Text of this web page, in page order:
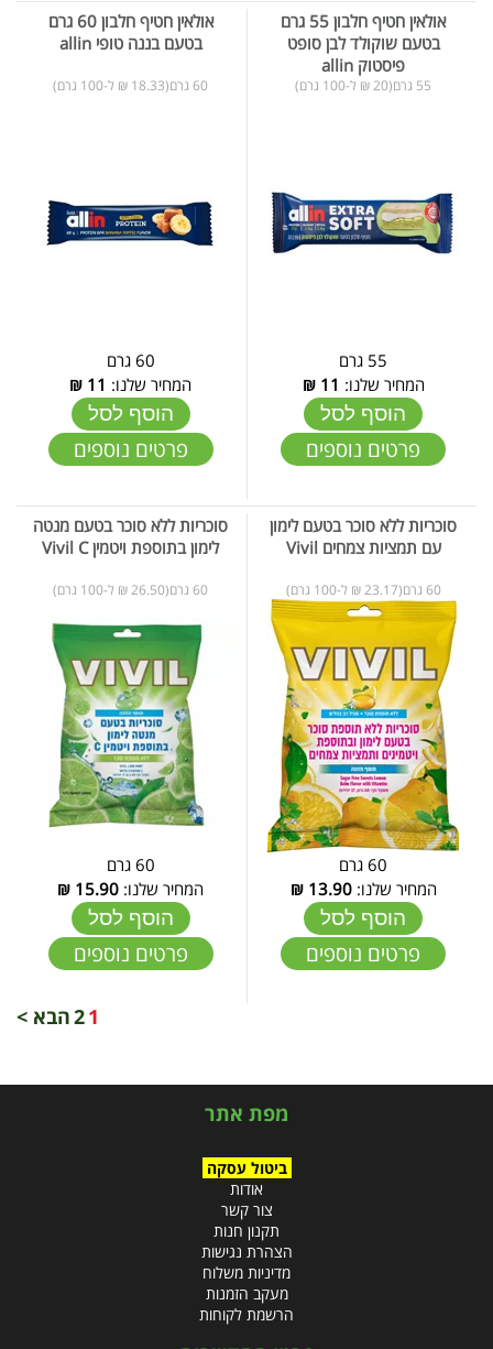
אולאין חטיף חלבון 55 גרם
בטעם שוקולד לבן סופט
פיסטוק allin
55 גרם(20 ₪ ל-100 גרם)
55 גרם
המחיר שלנו: 11
₪
הוסף לסל
פרטים נוספים
אולאין חטיף חלבון 60 גרם
בטעם בננה טופי allin
60 גרם(18.33 ₪ ל-100 גרם)
60 גרם
המחיר שלנו: 11
₪
הוסף לסל
פרטים נוספים
סוכריות ללא סוכר בטעם לימון
עם תמציות צמחים Vivil
60 גרם(23.17 ₪ ל-100 גרם)
60 גרם
המחיר שלנו:13.90
₪
הוסף לסל
פרטים נוספים
סוכריות ללא סוכר בטעם מנטה
לימון בתוספת ויטמין Vivil C
60 גרם(26.50 ₪ ל-100 גרם)
60 גרם
המחיר שלנו: 15.90
₪
הוסף לסל
פרטים נוספים
1
2הבא >
מפת אתר
ביטול עסקה
אודות
צור קשר
תקנון חנות
הצהרת נגישות
מדיניות משלוח
מעקב הזמנות
הרשמת לקוחות